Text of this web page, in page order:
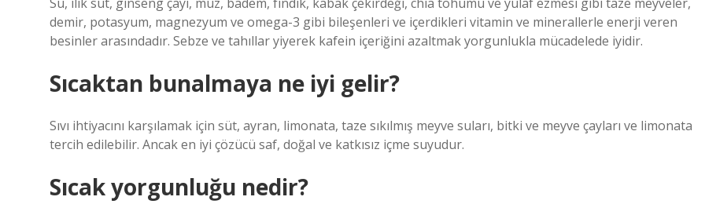
demir, potasyum, magnezyum ve omega-3 gibi bileşenleri ve içerdikleri vitamin ve minerallerle enerji veren
besinler arasındadır. Sebze ve tahıllar yiyerek kafein içeriğini azaltmak yorgunlukla mücadelede iyidir.
Sıcaktan bunalmaya ne iyi gelir?
Sıvı ihtiyacını karşılamak için süt, ayran, limonata, taze sıkılmış meyve suları, bitki ve meyve çayları ve limonata
tercih edilebilir. Ancak en iyi çözücü saf, doğal ve katkısız içme suyudur.
Sıcak yorgunluğu nedir?